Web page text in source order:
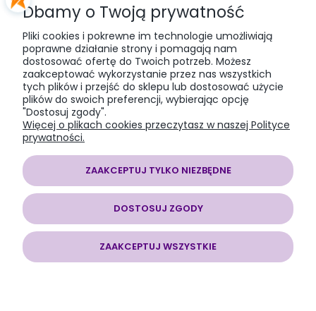
PŁATNOŚCI I DOSTAWA
INFORMACJE
O NAS
SOMAP sklep modelarski| al. Jana Pawła II 28, 43-100 Tychy, woj.
śląskie | E-mail:
| NIP:
6462056771 REGON: 240730965
Dbamy o Twoją prywatność
Pliki cookies i pokrewne im technologie umożliwiają
poprawne działanie strony i pomagają nam
dostosować ofertę do Twoich potrzeb. Możesz
zaakceptować wykorzystanie przez nas wszystkich
tych plików i przejść do sklepu lub dostosować użycie
plików do swoich preferencji, wybierając opcję
"Dostosuj zgody".
Więcej o plikach cookies przeczytasz w naszej Polityce
prywatności.
ZAAKCEPTUJ TYLKO NIEZBĘDNE
DOSTOSUJ ZGODY
ZAAKCEPTUJ WSZYSTKIE